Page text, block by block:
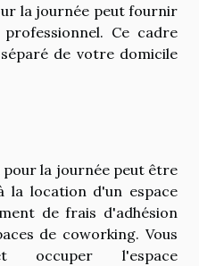
la journée peut fournir
Ce cadre
de votre domicile
la journée peut être
location d'un espace
de frais d'adhésion
de coworking. Vous
occuper l'espace